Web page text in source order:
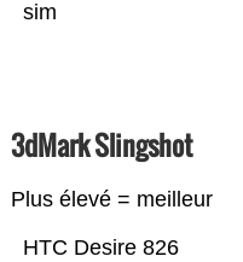
sim
3dMark Slingshot
Plus élevé = meilleur
HTC Desire 826